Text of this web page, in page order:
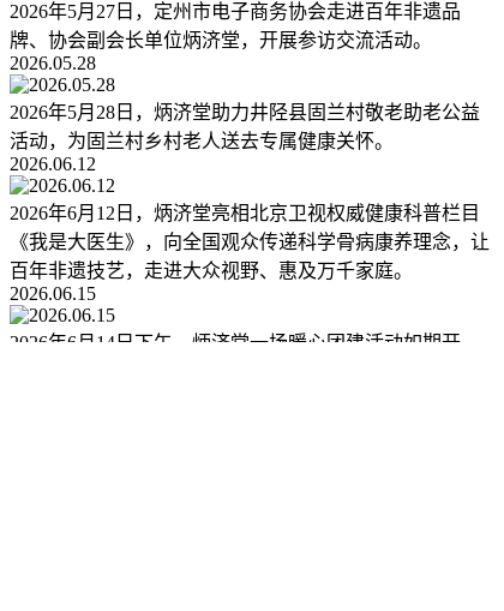
2026年5月27日，定州市电子商务协会走进百年非遗品
牌、协会副会长单位炳济堂，开展参访交流活动。
2026.05.28
2026年5月28日，炳济堂助力井陉县固兰村敬老助老公益
活动，为固兰村乡村老人送去专属健康关怀。
2026.06.12
2026年6月12日，炳济堂亮相北京卫视权威健康科普栏目
《我是大医生》，向全国观众传递科学骨病康养理念，让
百年非遗技艺，走进大众视野、惠及万千家庭。
2026.06.15
2026年6月14日下午，炳济堂一场暖心团建活动如期开